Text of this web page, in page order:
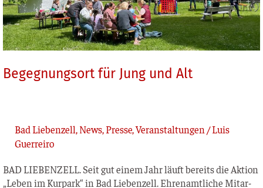
Begegnungsort für Jung und Alt
Bad Liebenzell,News,Presse,Veranstaltungen /Luis
Guerreiro
BAD LIEBENZELL. Seit gut einem Jahr läuft bereits die Akti­on
„Leben im Kur­park“ in Bad Lie­ben­zell. Ehren­amt­li­che Mit­ar­